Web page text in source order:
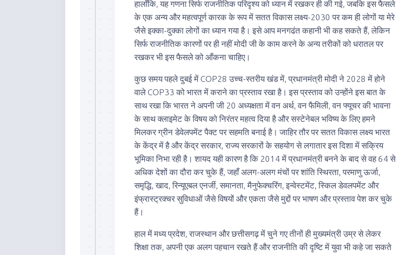
हालाँकि, यह गणना सिर्फ राजनीतिक परिदृश्य को ध्यान में रखकर ही की गई, जबकि इस फैसले
के एक अन्य और महत्वपूर्ण कारक के रूप में सतत विकास लक्ष्य-2030 पर कम ही लोगों या मेरे
जैसे इक्का-दुक्का लोगों का ध्यान गया है। इसे आप मनगढंत कहानी भी कह सकते हैं, लेकिन
सिर्फ राजनीतिक कारणों पर ही नहीं मोदी जी के काम करने के अन्य तरीकों को धरातल पर
रखकर भी इस फैसले को आँकना चाहिए।
कुछ समय पहले दुबई में COP28 उच्च-स्तरीय खंड में, प्रधानमंत्री मोदी ने 2028 में होने
वाले COP33 को भारत में कराने का प्रस्ताव रखा है। इस प्रस्ताव को उन्होंने इस बात के
साथ रखा कि भारत ने अपनी जी 20 अध्यक्षता में वन अर्थ, वन फैमिली, वन फ्यूचर की भावना
के साथ क्लाइमेट के विषय को निरंतर महत्व दिया है और सस्टेनेबल भविष्य के लिए हमने
मिलकर ग्रीन डेवेलपमेंट पैक्ट पर सहमति बनाई है। जाहिर तौर पर सतत विकास लक्ष्य भारत
के केंद्र में है और केंद्र सरकार, राज्य सरकारों के सहयोग से लगातार इस दिशा में सक्रिय
भूमिका निभा रही है। शायद यही कारण है कि 2014 में प्रधानमंत्री बनने के बाद से वह 64 से
अधिक देशों का दौरा कर चुके हैं, जहाँ अलग-अलग मंचों पर शांति स्थिरता, परमाणु ऊर्जा,
समृद्धि, खाद, रिन्यूएबल एनर्जी, समानता, मैनुफेक्चरिंग, इन्वेस्टमेंट, स्किल डेवलपमेंट और
इंफ्रास्ट्रक्चर सुविधाओं जैसे विषयों और एकता जैसे मुद्दों पर भाषण और प्रस्ताव पेश कर चुके
हैं।
हाल में मध्य प्रदेश, राजस्थान और छत्तीसगढ़ में चुने गए तीनों ही मुख्यमंत्री उम्र से लेकर
शिक्षा तक, अपनी एक अलग पहचान रखते हैं और राजनीति की दृष्टि में युवा भी कहे जा सकते